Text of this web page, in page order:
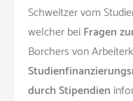
Schweitzer vom
welcher beiFragen
Borchers von
durch Stipendien